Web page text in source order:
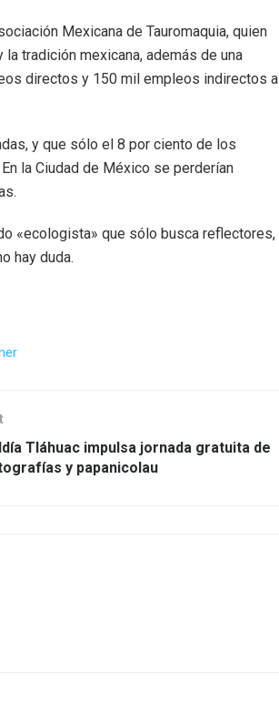
Mexicana de Tauromaquia, quien
tradición mexicana, además de una
directos y 150 mil empleos indirectos a
y que sólo el 8 por ciento de los
la Ciudad de México se perderían
«ecologista» que sólo busca reflectores,
hay duda.
Tláhuac impulsa jornada gratuita de
y papanicolau